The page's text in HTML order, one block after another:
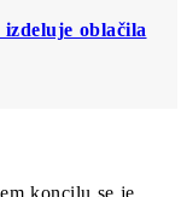
oblačila
koncilu se je